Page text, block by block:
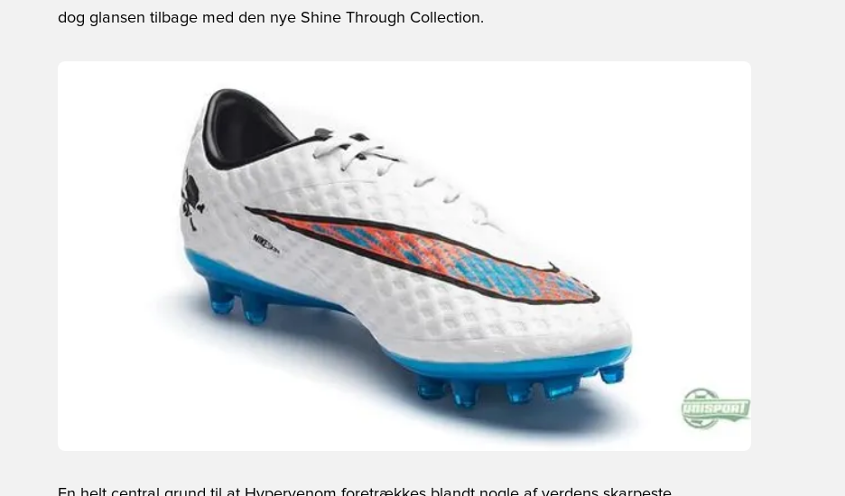
dog glansen tilbage med den nye Shine Through Collection.